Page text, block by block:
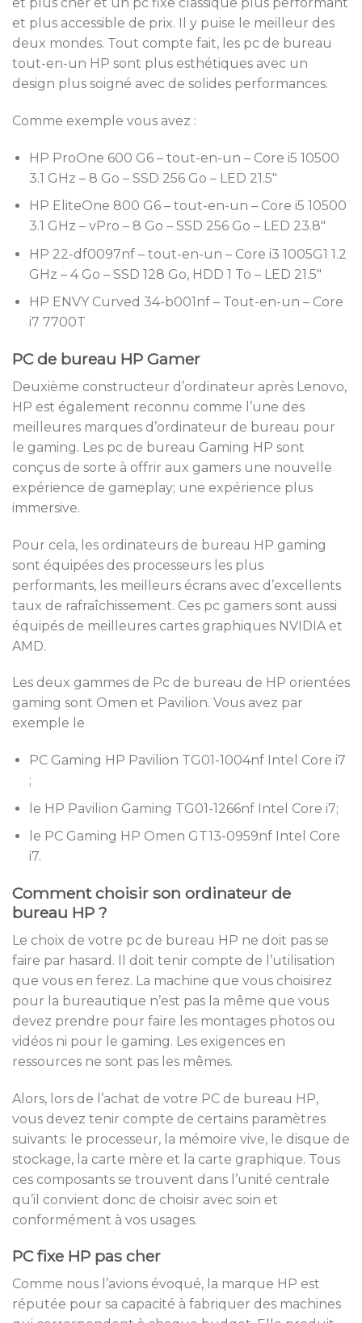
et plus accessible de prix. Il y puise le meilleur des
deux mondes. Tout compte fait, les pc de bureau
tout-en-un HP sont plus esthétiques avec un
design plus soigné avec de solides performances.
Comme exemple vous avez :
HP ProOne 600 G6 – tout-en-un – Core i5 10500
3.1 GHz – 8 Go – SSD 256 Go – LED 21.5″
HP EliteOne 800 G6 – tout-en-un – Core i5 10500
3.1 GHz – vPro – 8 Go – SSD 256 Go – LED 23.8″
HP 22-df0097nf – tout-en-un – Core i3 1005G1 1.2
GHz – 4 Go – SSD 128 Go, HDD 1 To – LED 21.5″
HP ENVY Curved 34-b001nf – Tout-en-un – Core
i7 7700T
PC de bureau HP Gamer
Deuxième constructeur d’ordinateur après Lenovo,
HP est également reconnu comme l’une des
meilleures marques d’ordinateur de bureau pour
le gaming. Les pc de bureau Gaming HP sont
conçus de sorte à offrir aux gamers une nouvelle
expérience de gameplay; une expérience plus
immersive.
Pour cela, les ordinateurs de bureau HP gaming
sont équipées des processeurs les plus
performants, les meilleurs écrans avec d’excellents
taux de rafraîchissement. Ces pc gamers sont aussi
équipés de meilleures cartes graphiques NVIDIA et
AMD.
Les deux gammes de Pc de bureau de HP orientées
gaming sont Omen et Pavilion. Vous avez par
exemple le
PC Gaming HP Pavilion TG01-1004nf Intel Core i7
;
le HP Pavilion Gaming TG01-1266nf Intel Core i7;
le PC Gaming HP Omen GT13-0959nf Intel Core
i7.
Comment choisir son ordinateur de
bureau HP ?
Le choix de votre pc de bureau HP ne doit pas se
faire par hasard. Il doit tenir compte de l’utilisation
que vous en ferez. La machine que vous choisirez
pour la bureautique n’est pas la même que vous
devez prendre pour faire les montages photos ou
vidéos ni pour le gaming. Les exigences en
ressources ne sont pas les mêmes.
Alors, lors de l’achat de votre PC de bureau HP,
vous devez tenir compte de certains paramètres
suivants: le processeur, la mémoire vive, le disque de
stockage, la carte mère et la carte graphique. Tous
ces composants se trouvent dans l’unité centrale
qu’il convient donc de choisir avec soin et
conformément à vos usages.
PC fixe HP pas cher
Comme nous l’avions évoqué, la marque HP est
réputée pour sa capacité à fabriquer des machines